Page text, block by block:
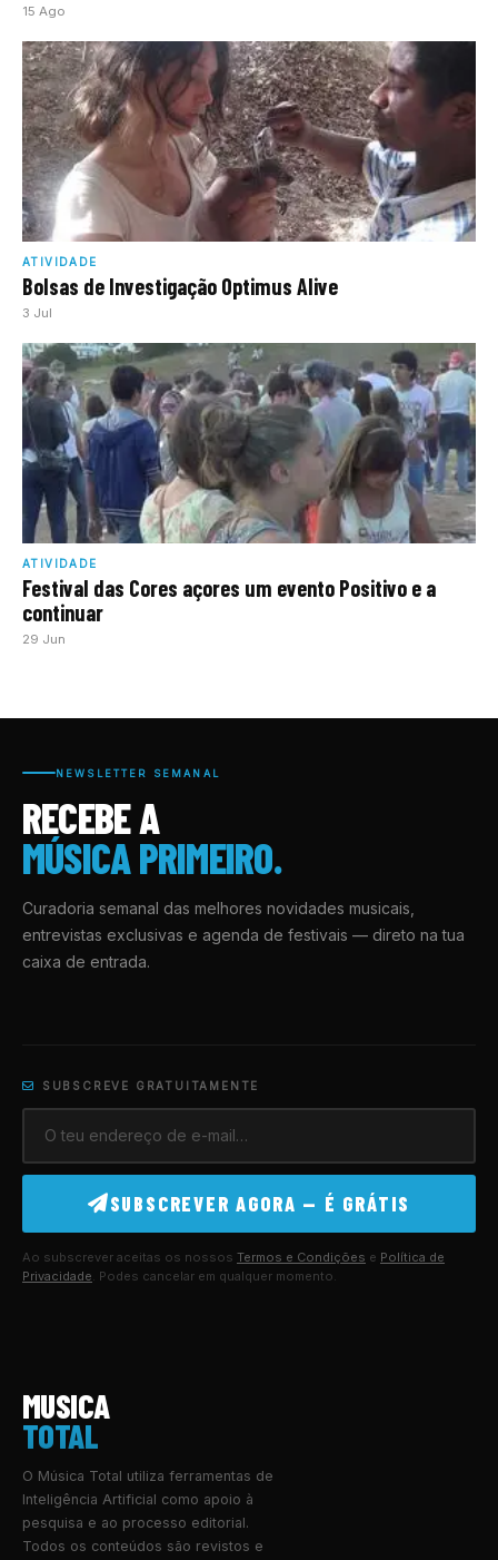
15 Ago
ATIVIDADE
Bolsas de Investigação Optimus Alive
3 Jul
ATIVIDADE
Festival das Cores açores um evento Positivo e a
continuar
29 Jun
NEWSLETTER SEMANAL
RECEBE A
MÚSICA PRIMEIRO.
Curadoria semanal das melhores novidades musicais,
entrevistas exclusivas e agenda de festivais — direto na tua
caixa de entrada.
SUBSCREVE GRATUITAMENTE
SUBSCREVER AGORA — É GRÁTIS
Ao subscrever aceitas os nossos Termos e Condições e Política de
Privacidade . Podes cancelar em qualquer momento.
MUSICA
TOTAL
O Música Total utiliza ferramentas de
Inteligência Artificial como apoio à
pesquisa e ao processo editorial.
Todos os conteúdos são revistos e